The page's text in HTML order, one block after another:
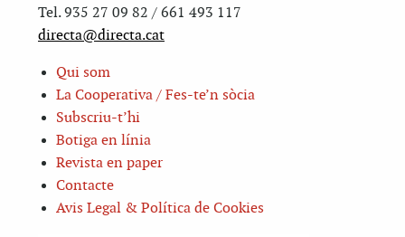
Tel. 935 27 09 82 / 661 493 117
directa@directa.cat
Qui som
La Cooperativa / Fes-te’n sòcia
Subscriu-t’hi
Botiga en línia
Revista en paper
Contacte
Avis Legal & Política de Cookies